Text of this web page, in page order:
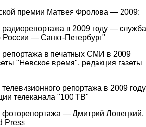
премии Матвея Фролова — 2009:
радиорепортажа в 2009 году — служба
— Санкт-Петербург"
репортажа в печатных СМИ в 2009
"Невское время", редакция газеты
репортажа в 2009 году
телеканала "100 ТВ"
фоторепортажа — Дмитрий Ловецкий,
Press